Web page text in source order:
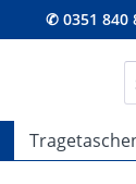
✆ 0351 840